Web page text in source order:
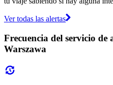
Ver todas las alertas
Frecuencia del servicio
Warszawa